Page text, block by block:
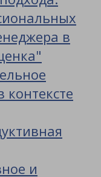
в
контексте
и